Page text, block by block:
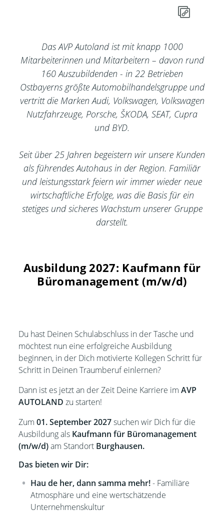
Das AVP Autoland ist mit knapp 1000
Mitarbeiterinnen und Mitarbeitern – davon rund
160 Auszubildenden - in 22 Betrieben
Ostbayerns größte Automobilhandelsgruppe und
vertritt die Marken Audi, Volkswagen, Volkswagen
Nutzfahrzeuge, Porsche, ŠKODA, SEAT, Cupra
und BYD.
Seit über 25 Jahren begeistern wir unsere Kunden
als führendes Autohaus in der Region. Familiär
und leistungsstark feiern wir immer wieder neue
wirtschaftliche Erfolge, was die Basis für ein
stetiges und sicheres Wachstum unserer Gruppe
darstellt.
Ausbildung 2027: Kaufmann für
Büromanagement (m/w/d)
Du hast Deinen Schulabschluss in der Tasche und
möchtest nun eine erfolgreiche Ausbildung
beginnen, in der Dich motivierte Kollegen Schritt für
Schritt in Deinen Traumberuf einlernen?
Dann ist es jetzt an der Zeit Deine Karriere imAVP
AUTOLANDzu starten!
Zum01. September 2027suchen wir Dich für die
Ausbildung als Kaufmann für Büromanagement
(m/w/d)am Standort Burghausen.
Das bieten wir Dir:
Hau de her, dann samma mehr!- Familiäre
Atmosphäre und eine wertschätzende
Unternehmenskultur